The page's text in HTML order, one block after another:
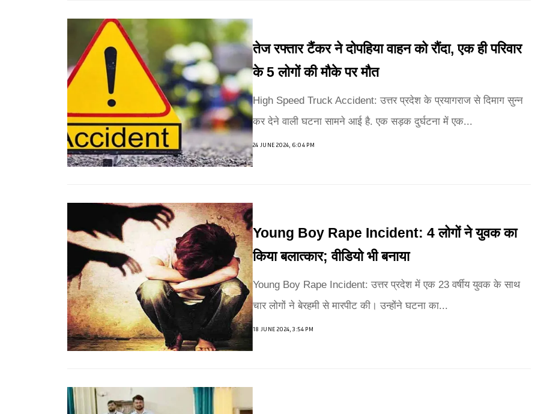
तेज रफ्तार टैंकर ने दोपहिया वाहन को रौंदा, एक ही परिवार
के 5 लोगों की मौके पर मौत
High Speed Truck Accident: उत्तर प्रदेश के प्रयागराज से दिमाग सुन्न
कर देने वाली घटना सामने आई है. एक सड़क दुर्घटना में एक...
24 JUNE 2024, 6:04 PM
Young Boy Rape Incident: 4 लोगों ने युवक का
किया बलात्कार; वीडियो भी बनाया
Young Boy Rape Incident: उत्तर प्रदेश में एक 23 वर्षीय युवक के साथ
चार लोगों ने बेरहमी से मारपीट की। उन्होंने घटना का...
18 JUNE 2024, 3:54 PM